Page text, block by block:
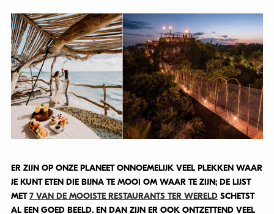
ER ZIJN OP ONZE PLANEET ONNOEMELIJK VEEL PLEKKEN WAAR
JE KUNT ETEN DIE BIJNA TE MOOI OM WAAR TE ZIJN; DE LIJST
MET7 VAN DE MOOISTE RESTAURANTS TER WERELDSCHETST
AL EEN GOED BEELD. EN DAN ZIJN ER OOK ONTZETTEND VEEL